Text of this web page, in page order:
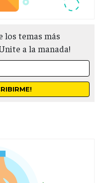
los temas más
a la manada!